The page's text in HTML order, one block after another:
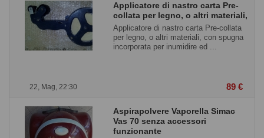
22, Mag, 22:30
Applicatore di nastro carta Pre-
collata per legno, o altri materiali,
Applicatore di nastro carta Pre-collata
per legno, o altri materiali, con spugna
incorporata per inumidire ed ...
89 €
Aspirapolvere Vaporella Simac
Vas 70 senza accessori
funzionante